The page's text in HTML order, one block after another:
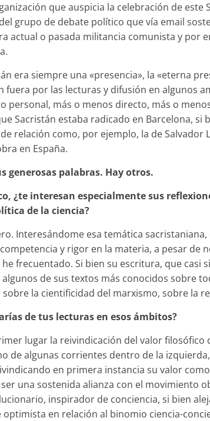
que auspicia la celebración de
grupo de debate político que vía email
actual o pasada militancia comunista y por
era siempre una «presencia», la «eterna
fuera por las lecturas y difusión en algunos
personal, más o menos directo, más o
Sacristán estaba radicado en Barcelona, si
relación como, por ejemplo, la de
en España.
generosas palabras. Hay otros.
¿te interesan especialmente sus
de la ciencia?
Interesándome esa temática
y rigor en la materia, a pesar de
frecuentado. Si bien su escritura, que casi
de sus textos más conocidos sobre
sobre la cientificidad del marxismo, sobre la
de tus lecturas en esos ámbitos?
lugar la reivindicación del valor filosófico
de algunas corrientes dentro de la
en primera instancia su valor
una sostenida alianza con el movimiento
inspirador de conciencia, si bien
optimista en relación al binomio ciencia-